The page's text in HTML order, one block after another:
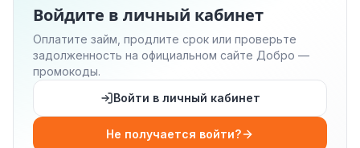
Войдите в личный кабинет
Оплатите займ, продлите срок или проверьте
задолженность на официальном сайте Добро —
промокоды.
Войти в личный кабинет
Не получается войти?